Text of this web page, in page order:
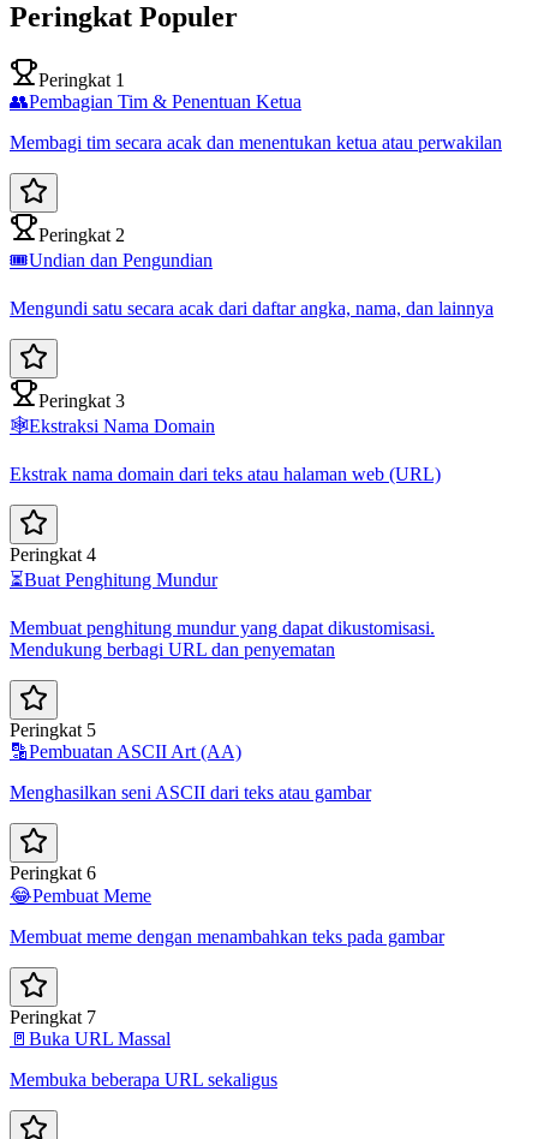
Peringkat Populer
Peringkat 1
👥Pembagian Tim & Penentuan Ketua
Membagi tim secara acak dan menentukan ketua atau perwakilan
Peringkat 2
🎟️Undian dan Pengundian
Mengundi satu secara acak dari daftar angka, nama, dan lainnya
Peringkat 3
🕸️Ekstraksi Nama Domain
Ekstrak nama domain dari teks atau halaman web (URL)
Peringkat 4
⏳Buat Penghitung Mundur
Membuat penghitung mundur yang dapat dikustomisasi.
Mendukung berbagi URL dan penyematan
Peringkat 5
🔡Pembuatan ASCII Art (AA)
Menghasilkan seni ASCII dari teks atau gambar
Peringkat 6
😂Pembuat Meme
Membuat meme dengan menambahkan teks pada gambar
Peringkat 7
🚪 Buka URL Massal
Membuka beberapa URL sekaligus